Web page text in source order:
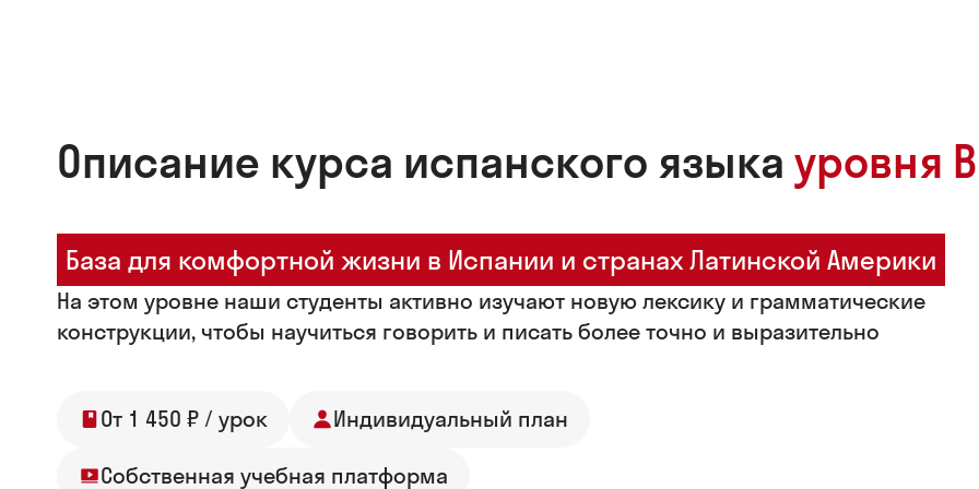
Описание курса испанского языка уровня
База для комфортной жизни в Испании и странах Латинской Америки
На этом уровне наши студенты активно изучают новую лексику и грамматические
конструкции, чтобы научиться говорить и писать более точно и выразительно
От 1 450 ₽ / урок Индивидуальный план
Собственная учебная платформа